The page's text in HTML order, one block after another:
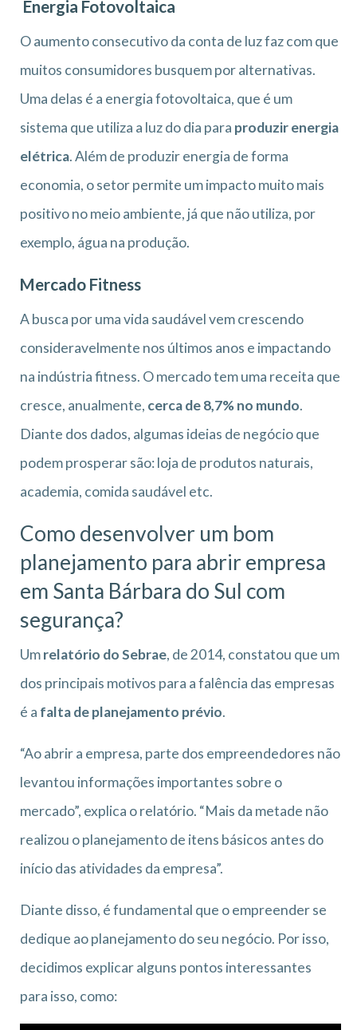
Energia Fotovoltaica
O aumento consecutivo da conta de luz faz com que
muitos consumidores busquem por alternativas.
Uma delas é a energia fotovoltaica, que é um
sistema que utiliza a luz do dia para produzir energia
elétrica. Além de produzir energia de forma
economia, o setor permite um impacto muito mais
positivo no meio ambiente, já que não utiliza, por
exemplo, água na produção.
Mercado Fitness
A busca por uma vida saudável vem crescendo
consideravelmente nos últimos anos e impactando
na indústria fitness. O mercado tem uma receita que
cresce, anualmente, cerca de 8,7% no mundo.
Diante dos dados, algumas ideias de negócio que
podem prosperar são: loja de produtos naturais,
academia, comida saudável etc.
Como desenvolver um bom
planejamento para abrir empresa
em Santa Bárbara do Sul com
segurança?
Umrelatório do Sebrae, de 2014, constatou que um
dos principais motivos para a falência das empresas
é a falta de planejamento prévio.
“Ao abrir a empresa, parte dos empreendedores não
levantou informações importantes sobre o
mercado”, explica o relatório. “Mais da metade não
realizou o planejamento de itens básicos antes do
início das atividades da empresa”.
Diante disso, é fundamental que o empreender se
dedique ao planejamento do seu negócio. Por isso,
decidimos explicar alguns pontos interessantes
para isso, como: